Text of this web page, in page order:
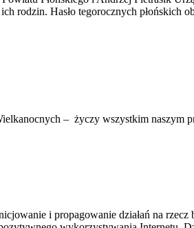
rodzin. Hasło tegorocznych płońskich
– życzy wszystkim naszym
i propagowanie działań na